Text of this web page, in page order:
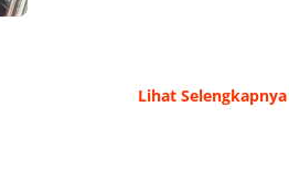
Lihat Selengkapnya